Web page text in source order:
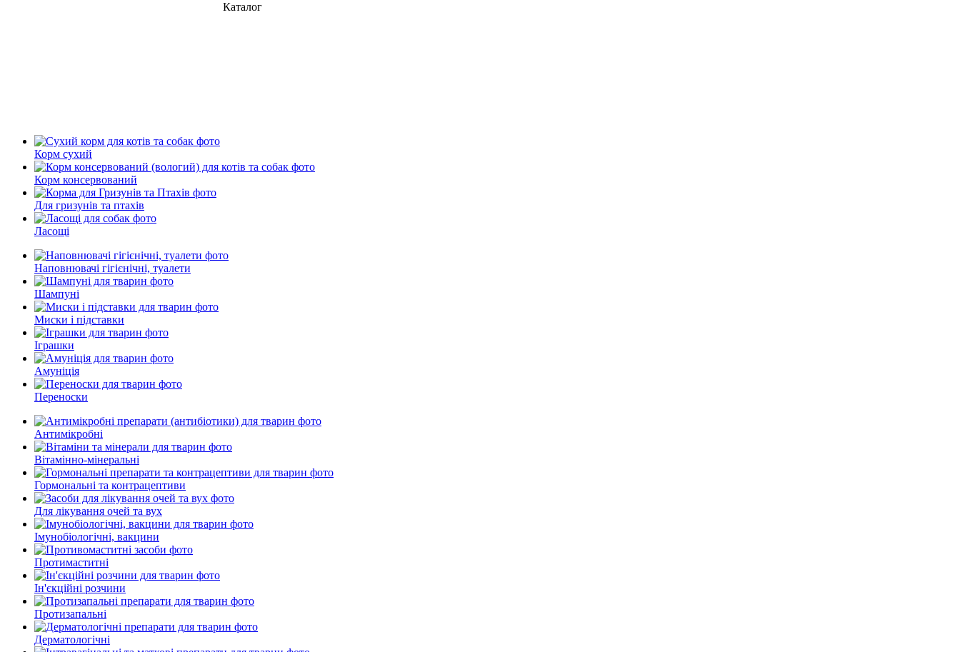
Каталог
Корм сухий
Корм консервований
Для гризунів та птахів
Ласощі
Наповнювачі гігієнічні, туалети
Шампуні
Миски і підставки
Іграшки
Амуніція
Переноски
Антимікробні
Вітамінно-мінеральні
Гормональні та контрацептиви
Для лікування очей та вух
Імунобіологічні, вакцини
Протимаститні
Ін'єкційні розчини
Протизапальні
Дерматологічні